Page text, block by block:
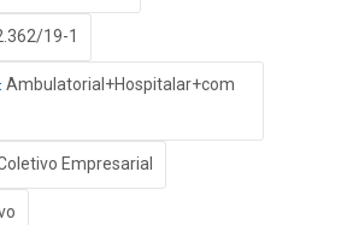
19-1
Ambulatorial+Hospitalar+com
Empresarial